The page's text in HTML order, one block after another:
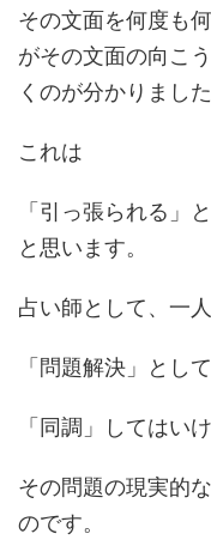
その文面を何度も
がその文面の向こ
くのが分かりました
これは
「引っ張られる」
と思います。
占い師として、一人
「問題解決」とし
「同調」してはい
その問題の現実的
のです。